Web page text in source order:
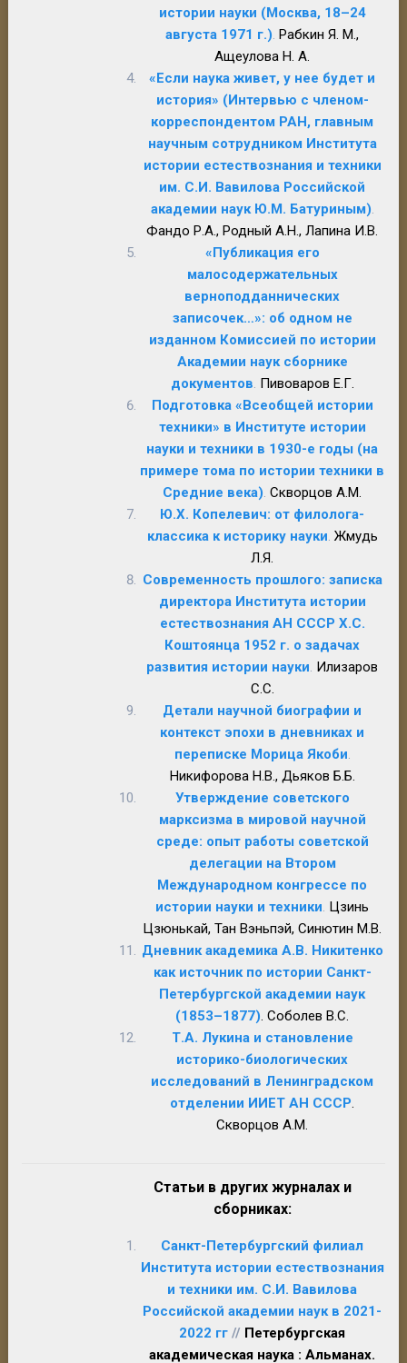
истории науки (Москва, 18–24
августа 1971 г.) .Рабкин Я. М.,
Ащеулова Н. А.
«Если наука живет, у нее будет и
история» (Интервью с членом-
корреспондентом РАН, главным
научным сотрудником Института
истории естествознания и техники
им. С.И. Вавилова Российской
академии наук Ю.М. Батуриным)
Фандо Р.А., Родный А.Н., Лапина И.В.
«Публикация его
малосодержательных
верноподданнических
записочек…»: об одном не
изданном Комиссией по истории
Академии наук сборнике
документов Пивоваров Е.Г.
Подготовка «Всеобщей истории
техники» в Институте истории
науки и техники в 1930-е годы (на
примере тома по истории техники в
Средние века) .Скворцов А.М.
Ю.Х. Копелевич: от филолога-
классика к историку науки Жмудь
Л.Я.
Современность прошлого: записка
директора Института истории
естествознания АН СССР Х.С.
Коштоянца 1952 г. о задачах
развития истории науки Илизаров
С.С.
Детали научной биографии и
контекст эпохи в дневниках и
переписке Морица Якоби
Никифорова Н.В., Дьяков Б.Б.
Утверждение советского
марксизма в мировой научной
среде: опыт работы советской
делегации на Втором
Международном конгрессе по
истории науки и техники Цзинь
Цзюнькай, Тан Вэньпэй, Синютин М.В.
Дневник академика А.В. Никитенко
как источник по истории Санкт-
Петербургской академии наук
(1853–1877) . Соболев В.С.
Т.А. Лукина и становление
историко-биологических
исследований в Ленинградском
отделении ИИЕТ АН СССР
Скворцов А.М.
Статьи в других журналах и
сборниках:
Санкт-Петербургский филиал
Института истории естествознания
и техники им. С.И. Вавилова
Российской академии наук в 2021-
2022 гг// Петербургская
академическая наука : Альманах.